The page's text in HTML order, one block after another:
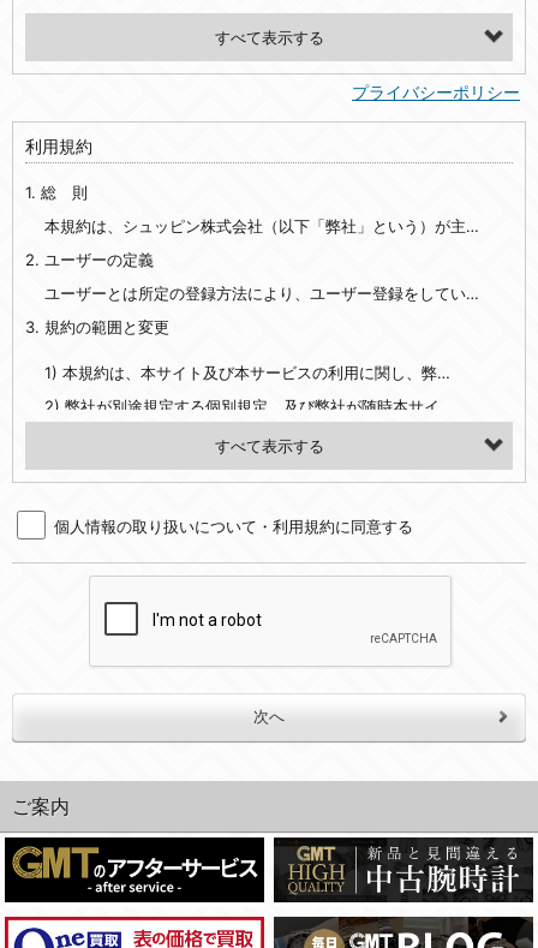
【シュッピン会員共通でご登録いただく情報】
・必須登録：氏名、生年月日、性別、住所、電話番号、メールアドレス、パスワード
・任意登録：ニックネーム、プロフィール画像、希望するメールマガジンの種類
【当社サービスをご利用時に当社が取得またはご提供いただく情報】
・法律上の要請等により、本人確認を行うための本人確認書類（運転免許証、健康保険証、住民票の写し等）、および当該書類に含まれる情報
・当社サービスのご利用履歴
・当社ウェブサイト・サービス内のクッキー情報
【外部サービスアカウントを利用される場合】
会員登録時にソーシャルネットワーキングサービス等の外部サービスとの連携を許可した場合には、その許可の際にご同意いただいた内容に基づき、当該外部サービスでユーザーが利用するIDおよび当該外部サービスのプライバシー設定によりお客様が当社に開示を認めた情報について取得いたします
・EVERYBODY×PHOTOGRAPHER.comのフォトシェアリングサービス運営のため
３．個人情報の第三者提供と委託
(2)法令等により開示を求められた場合。
(4)国の機関若しくは地方公共団体又はその委託を受けた者が法令の定める事務を遂行することに対して協力する必要がある場合であって、本人の同意を得ることにより当該事務の遂行に支障を及ぼすおそれがあるとき。
(5)業務を円滑に進めるために、外部業者に個人データの一部又は全部の処理を委託する場合（ただし、委託する場合は委託した個人データの安全管理が図られるように、委託先に対する必要かつ適切な監督を行ないます）。
プライバシーポリシー
利用規約
1. 総 則
本規約は、シュッピン株式会社（以下「弊社」という）が主催・運営するインターネット上のWebサイト『mapcamera.com』（以下「本サイト」という）及び本サイトを通じて提供されるサービス（以下「本サービス」といいます）をご利用いただく際の、ユーザーと弊社間の一切の関係に適用されます。
2. ユーザーの定義
ユーザーとは所定の登録方法により、ユーザー登録をしていただいた方をいいます。
3. 規約の範囲と変更
1) 本規約は、本サイト及び本サービスの利用に関し、弊社及び全てのユーザーに適用されます。>
4. ユーザーの登録内容について
2) ユーザーが本サイト内で第三者のユーザーID、パスワード、メールアドレス及びこれに伴う個人情報を知り得た場合には、速やかに弊社に届け出るものとします。
(2) ユーザーから寄せられた情報を、ユーザーの個人情報を表示せずに開示する場合。
(3) ユーザーが個人情報の開示について同意している場合。
(4) 法令により開示が求められた場合。
(5) 弊社で取り扱う商品またはサービスに関する案内や情報提供（郵便、電子メール等によるダイレクトメールなど）を行なう場合。
個人情報の取り扱いについて・利用規約に同意する
ご案内